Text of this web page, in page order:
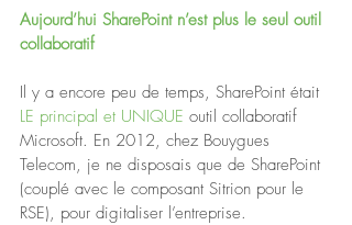
Aujourd’hui SharePoint n’est plus le seul outil
collaboratif
Il y a encore peu de temps, SharePoint était
LE principal et UNIQUE outil collaboratif
Microsoft. En 2012, chez Bouygues
Telecom, je ne disposais que de SharePoint
(couplé avec le composant Sitrion pour le
RSE), pour digitaliser l’entreprise.